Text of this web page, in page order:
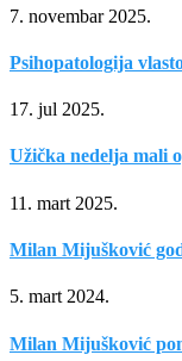
7. novembar 2025.
Psihopatologija
17. jul 2025.
Užička nedelja mali
11. mart 2025.
Milan Mijušković
5. mart 2024.
Milan Mijušković